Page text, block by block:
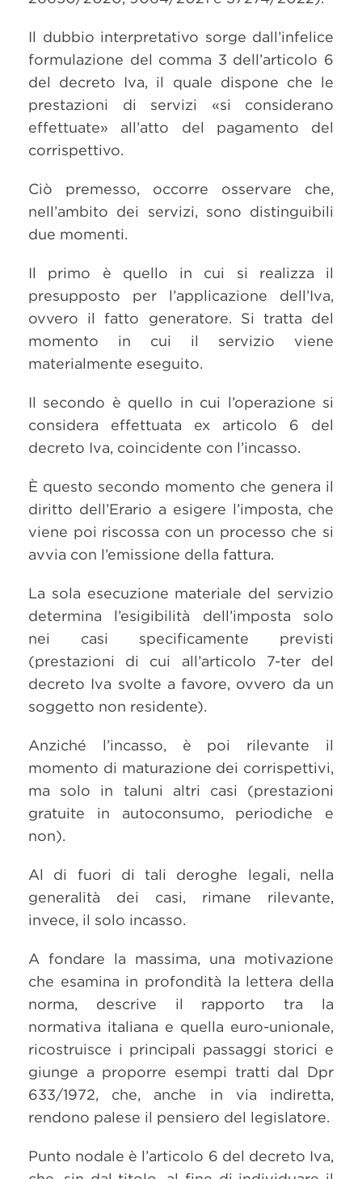
Il dubbio interpretativo sorge dall’infelice
formulazione del comma 3 dell’articolo 6
del decreto Iva, il quale dispone che le
prestazioni di servizi «si considerano
effettuate» all’atto del pagamento del
corrispettivo.
Ciò premesso, occorre osservare che,
nell’ambito dei servizi, sono distinguibili
due momenti.
Il primo è quello in cui si realizza il
presupposto per l’applicazione dell’Iva,
ovvero il fatto generatore. Si tratta del
momento in cui il servizio viene
materialmente eseguito.
Il secondo è quello in cui l’operazione si
considera effettuata ex articolo 6 del
decreto Iva, coincidente con l’incasso.
È questo secondo momento che genera il
diritto dell’Erario a esigere l’imposta, che
viene poi riscossa con un processo che si
avvia con l’emissione della fattura.
La sola esecuzione materiale del servizio
determina l’esigibilità dell’imposta solo
nei casi specificamente previsti
(prestazioni di cui all’articolo 7-ter del
decreto Iva svolte a favore, ovvero da un
soggetto non residente).
Anziché l’incasso, è poi rilevante il
momento di maturazione dei corrispettivi,
ma solo in taluni altri casi (prestazioni
gratuite in autoconsumo, periodiche e
non).
Al di fuori di tali deroghe legali, nella
generalità dei casi, rimane rilevante,
invece, il solo incasso.
A fondare la massima, una motivazione
che esamina in profondità la lettera della
norma, descrive il rapporto tra la
normativa italiana e quella euro-unionale,
ricostruisce i principali passaggi storici e
giunge a proporre esempi tratti dal Dpr
633/1972, che, anche in via indiretta,
rendono palese il pensiero del legislatore.
Punto nodale è l’articolo 6 del decreto Iva,